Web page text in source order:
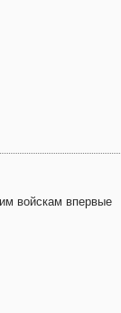
войскам впервые